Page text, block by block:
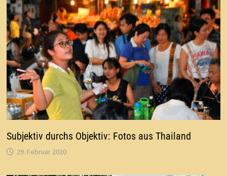
Subjektiv durchs Objektiv: Fotos aus Thailand
29. Februar 2020